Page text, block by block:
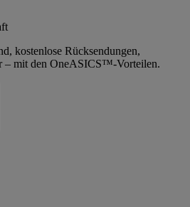
kostenlose Rücksendungen,
– mit den OneASICS™-Vorteilen.